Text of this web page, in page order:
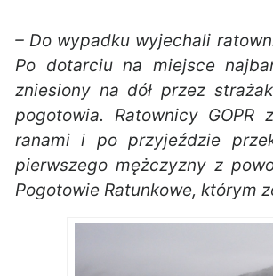
– Do wypadku wyjechali
Po dotarciu na miejsce
zniesiony na dół przez
pogotowia. Ratownicy GOPR
ranami i po przyjeździe
pierwszego mężczyzny z
Pogotowie Ratunkowe, którym